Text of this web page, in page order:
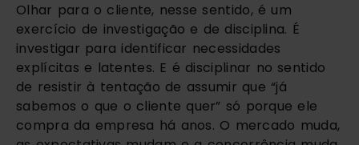
Olhar para o cliente, nesse sentido, é um
exercício de investigação e de disciplina. É
investigar para identificar necessidades
explícitas e latentes. E é disciplinar no sentido
de resistir à tentação de assumir que “já
sabemos o que o cliente quer” só porque ele
compra da empresa há anos. O mercado muda,